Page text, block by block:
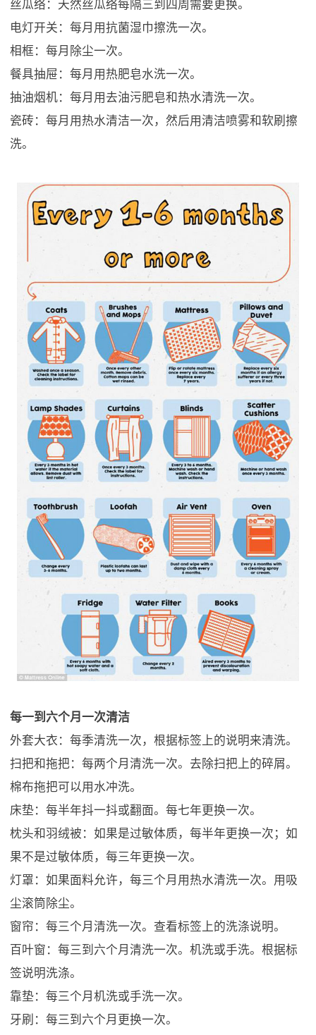
丝瓜络：天然丝瓜络每隔三到四周需要更换。
电灯开关：每月用抗菌湿巾擦洗一次。
相框：每月除尘一次。
餐具抽屉：每月用热肥皂水洗一次。
抽油烟机：每月用去油污肥皂和热水清洗一次。
瓷砖：每月用热水清洁一次，然后用清洁喷雾和软刷擦
洗。
每一到六个月一次清洁
外套大衣：每季清洗一次，根据标签上的说明来清洗。
扫把和拖把：每两个月清洗一次。去除扫把上的碎屑。
棉布拖把可以用水冲洗。
床垫：每半年抖一抖或翻面。每七年更换一次。
枕头和羽绒被：如果是过敏体质，每半年更换一次；如
果不是过敏体质，每三年更换一次。
灯罩：如果面料允许，每三个月用热水清洗一次。用吸
尘滚筒除尘。
窗帘：每三个月清洗一次。查看标签上的洗涤说明。
百叶窗：每三到六个月清洗一次。机洗或手洗。根据标
签说明洗涤。
靠垫：每三个月机洗或手洗一次。
牙刷：每三到六个月更换一次。